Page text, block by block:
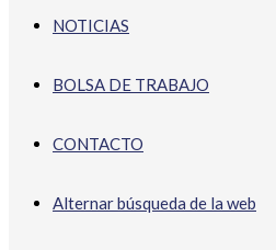
NOTICIAS
BOLSA DE TRABAJO
CONTACTO
Alternar búsqueda de la web